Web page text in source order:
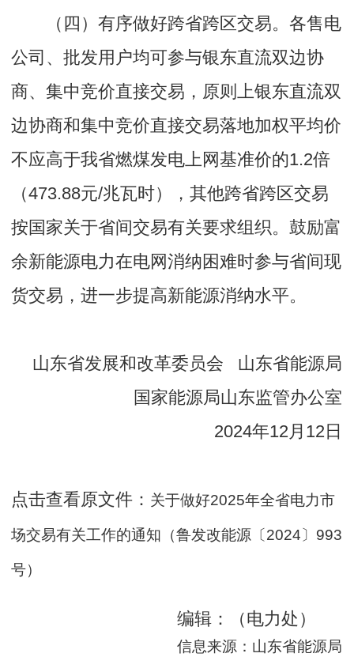
（四）有序做好跨省跨区交易。各售电
公司、批发用户均可参与银东直流双边协
商、集中竞价直接交易，原则上银东直流双
边协商和集中竞价直接交易落地加权平均价
不应高于我省燃煤发电上网基准价的1.2倍
（473.88元/兆瓦时），其他跨省跨区交易
按国家关于省间交易有关要求组织。鼓励富
余新能源电力在电网消纳困难时参与省间现
货交易，进一步提高新能源消纳水平。
山东省发展和改革委员会 山东省能源局
国家能源局山东监管办公室
2024年12月12日
点击查看原文件： 关于做好2025年全省电力市
场交易有关工作的通知（鲁发改能源〔2024〕993
号）
编辑：（电力处）
信息来源：山东省能源局